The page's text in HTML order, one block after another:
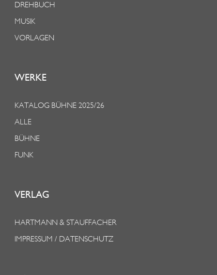
DREHBUCH
MUSIK
VORLAGEN
WERKE
KATALOG BÜHNE 2025/26
ALLE
BÜHNE
FUNK
VERLAG
HARTMANN & STAUFFACHER
IMPRESSUM / DATENSCHUTZ